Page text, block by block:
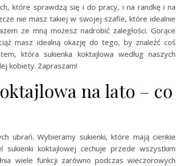
które sprawdzą się i do pracy, i na randkę i na
nie masz takiej w swojej szafie, które idealnie
ze mną możesz nadrobić zaległości. Gorące
masz idealną okazję do tego, by znaleźć coś
która sukienka koktajlowa według naszych
kobiety. Zapraszam!
na lato – co
ubrań. Wybieramy sukienki, które mają cienkie
sukienki koktajlowej cechuje przede wszystkim
wiele funkcji zarówno podczas wieczorowych